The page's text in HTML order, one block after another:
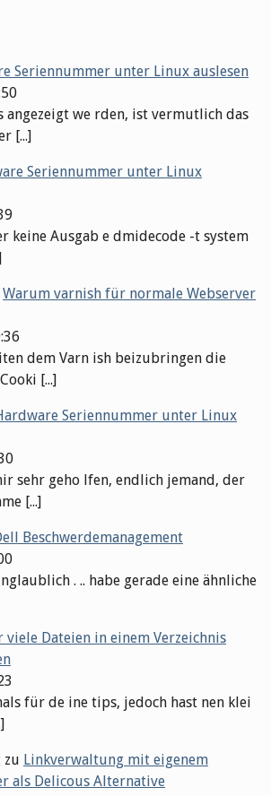
Seriennummer unter Linux auslesen
angezeigt we rden, ist vermutlich das
[...]
Seriennummer unter Linux
keine Ausgab e dmidecode -t system
Warum varnish für normale Webserver
dem Varn ish beizubringen die
[...]
Seriennummer unter Linux
sehr geho lfen, endlich jemand, der
[...]
Beschwerdemanagement
. .. habe gerade eine ähnliche
viele Dateien in einem Verzeichnis
für de ine tips, jedoch hast nen klei
zu Linkverwaltung mit eigenem
als Delicous Alternative